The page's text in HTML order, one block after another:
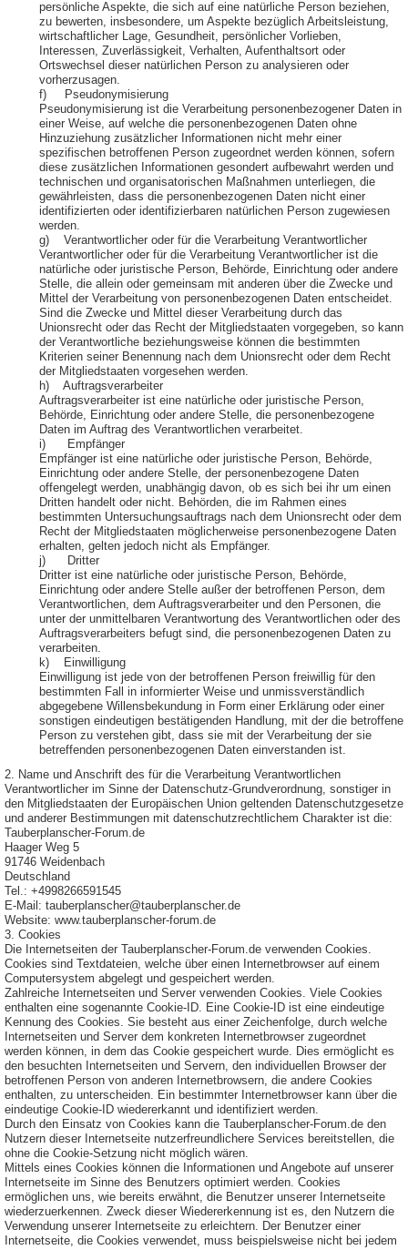
persönliche Aspekte, die sich auf eine natürliche Person beziehen,
zu bewerten, insbesondere, um Aspekte bezüglich Arbeitsleistung,
wirtschaftlicher Lage, Gesundheit, persönlicher Vorlieben,
Interessen, Zuverlässigkeit, Verhalten, Aufenthaltsort oder
Ortswechsel dieser natürlichen Person zu analysieren oder
vorherzusagen.
f) Pseudonymisierung
Pseudonymisierung ist die Verarbeitung personenbezogener Daten in
einer Weise, auf welche die personenbezogenen Daten ohne
Hinzuziehung zusätzlicher Informationen nicht mehr einer
spezifischen betroffenen Person zugeordnet werden können, sofern
diese zusätzlichen Informationen gesondert aufbewahrt werden und
technischen und organisatorischen Maßnahmen unterliegen, die
gewährleisten, dass die personenbezogenen Daten nicht einer
identifizierten oder identifizierbaren natürlichen Person zugewiesen
werden.
g) Verantwortlicher oder für die Verarbeitung Verantwortlicher
Verantwortlicher oder für die Verarbeitung Verantwortlicher ist die
natürliche oder juristische Person, Behörde, Einrichtung oder andere
Stelle, die allein oder gemeinsam mit anderen über die Zwecke und
Mittel der Verarbeitung von personenbezogenen Daten entscheidet.
Sind die Zwecke und Mittel dieser Verarbeitung durch das
Unionsrecht oder das Recht der Mitgliedstaaten vorgegeben, so kann
der Verantwortliche beziehungsweise können die bestimmten
Kriterien seiner Benennung nach dem Unionsrecht oder dem Recht
der Mitgliedstaaten vorgesehen werden.
h) Auftragsverarbeiter
Auftragsverarbeiter ist eine natürliche oder juristische Person,
Behörde, Einrichtung oder andere Stelle, die personenbezogene
Daten im Auftrag des Verantwortlichen verarbeitet.
i) Empfänger
Empfänger ist eine natürliche oder juristische Person, Behörde,
Einrichtung oder andere Stelle, der personenbezogene Daten
offengelegt werden, unabhängig davon, ob es sich bei ihr um einen
Dritten handelt oder nicht. Behörden, die im Rahmen eines
bestimmten Untersuchungsauftrags nach dem Unionsrecht oder dem
Recht der Mitgliedstaaten möglicherweise personenbezogene Daten
erhalten, gelten jedoch nicht als Empfänger.
j) Dritter
Dritter ist eine natürliche oder juristische Person, Behörde,
Einrichtung oder andere Stelle außer der betroffenen Person, dem
Verantwortlichen, dem Auftragsverarbeiter und den Personen, die
unter der unmittelbaren Verantwortung des Verantwortlichen oder des
Auftragsverarbeiters befugt sind, die personenbezogenen Daten zu
verarbeiten.
k) Einwilligung
Einwilligung ist jede von der betroffenen Person freiwillig für den
bestimmten Fall in informierter Weise und unmissverständlich
abgegebene Willensbekundung in Form einer Erklärung oder einer
sonstigen eindeutigen bestätigenden Handlung, mit der die betroffene
Person zu verstehen gibt, dass sie mit der Verarbeitung der sie
betreffenden personenbezogenen Daten einverstanden ist.
2. Name und Anschrift des für die Verarbeitung Verantwortlichen
Verantwortlicher im Sinne der Datenschutz-Grundverordnung, sonstiger in
den Mitgliedstaaten der Europäischen Union geltenden Datenschutzgesetze
und anderer Bestimmungen mit datenschutzrechtlichem Charakter ist die:
Tauberplanscher-Forum.de
Haager Weg 5
91746 Weidenbach
Deutschland
Tel.: +4998266591545
E-Mail: tauberplanscher@tauberplanscher.de
Website: www.tauberplanscher-forum.de
3. Cookies
Die Internetseiten der Tauberplanscher-Forum.de verwenden Cookies.
Cookies sind Textdateien, welche über einen Internetbrowser auf einem
Computersystem abgelegt und gespeichert werden.
Zahlreiche Internetseiten und Server verwenden Cookies. Viele Cookies
enthalten eine sogenannte Cookie-ID. Eine Cookie-ID ist eine eindeutige
Kennung des Cookies. Sie besteht aus einer Zeichenfolge, durch welche
Internetseiten und Server dem konkreten Internetbrowser zugeordnet
werden können, in dem das Cookie gespeichert wurde. Dies ermöglicht es
den besuchten Internetseiten und Servern, den individuellen Browser der
betroffenen Person von anderen Internetbrowsern, die andere Cookies
enthalten, zu unterscheiden. Ein bestimmter Internetbrowser kann über die
eindeutige Cookie-ID wiedererkannt und identifiziert werden.
Durch den Einsatz von Cookies kann die Tauberplanscher-Forum.de den
Nutzern dieser Internetseite nutzerfreundlichere Services bereitstellen, die
ohne die Cookie-Setzung nicht möglich wären.
Mittels eines Cookies können die Informationen und Angebote auf unserer
Internetseite im Sinne des Benutzers optimiert werden. Cookies
ermöglichen uns, wie bereits erwähnt, die Benutzer unserer Internetseite
wiederzuerkennen. Zweck dieser Wiedererkennung ist es, den Nutzern die
Verwendung unserer Internetseite zu erleichtern. Der Benutzer einer
Internetseite, die Cookies verwendet, muss beispielsweise nicht bei jedem